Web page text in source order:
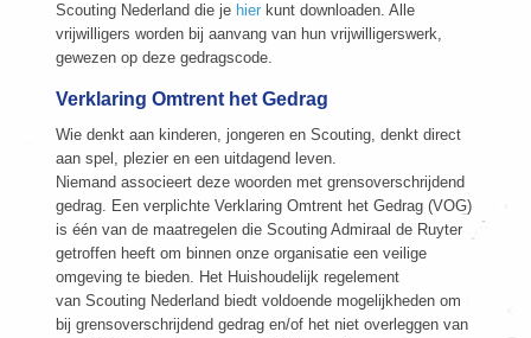
Scouting Nederland die je hierkunt downloaden. Alle
vrijwilligers worden bij aanvang van hun vrijwilligerswerk,
gewezen op deze gedragscode.
Verklaring Omtrent het Gedrag
Wie denkt aan kinderen, jongeren en Scouting, denkt direct
aan spel, plezier en een uitdagend leven.
Niemand associeert deze woorden met grensoverschrijdend
gedrag. Een verplichte Verklaring Omtrent het Gedrag (VOG)
is één van de maatregelen die Scouting Admiraal de Ruyter
getroffen heeft om binnen onze organisatie een veilige
omgeving te bieden. Het Huishoudelijk regelement
van Scouting Nederland biedt voldoende mogelijkheden om
bij grensoverschrijdend gedrag en/of het niet overleggen van